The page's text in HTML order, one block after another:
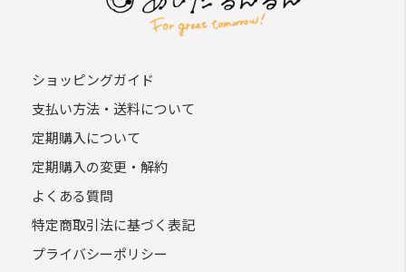
ショッピングガイド
支払い方法・送料について
定期購入について
定期購入の変更・解約
よくある質問
特定商取引法に基づく表記
プライバシーポリシー